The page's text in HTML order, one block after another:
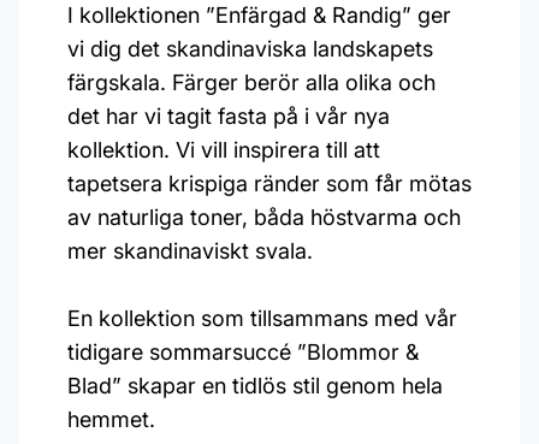
I kollektionen ”Enfärgad & Randig” ger
vi dig det skandinaviska landskapets
färgskala. Färger berör alla olika och
det har vi tagit fasta på i vår nya
kollektion. Vi vill inspirera till att
tapetsera krispiga ränder som får mötas
av naturliga toner, båda höstvarma och
mer skandinaviskt svala.
En kollektion som tillsammans med vår
tidigare sommarsuccé ”Blommor &
Blad” skapar en tidlös stil genom hela
hemmet.